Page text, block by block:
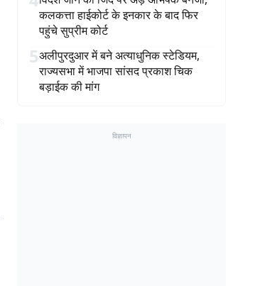
कलकत्ता हाईकोर्ट के इनकार के बाद फिर
पहुंचे सुप्रीम कोर्ट
5अलीपुरदुआर में बने अत्याधुनिक स्टेडियम,
राज्यसभा में भाजपा सांसद प्रकाश चिक
बड़ाईक की मांग
विज्ञापन